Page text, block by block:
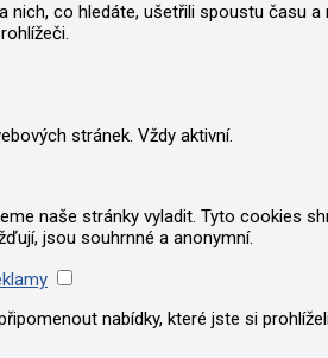
nich, co hledáte, ušetřili spoustu
stránek. Vždy aktivní.
naše stránky vyladit. Tyto cookies
jsou souhrnné a anonymní.
nabídky, které jste si